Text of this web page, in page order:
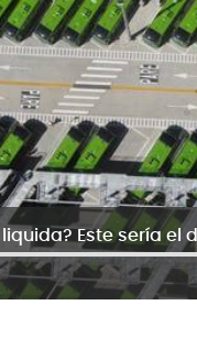
Este sería el